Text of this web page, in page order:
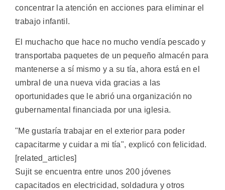
concentrar la atención en acciones para eliminar el
trabajo infantil.
El muchacho que hace no mucho vendía pescado y
transportaba paquetes de un pequeño almacén para
mantenerse a sí mismo y a su tía, ahora está en el
umbral de una nueva vida gracias a las
oportunidades que le abrió una organización no
gubernamental financiada por una iglesia.
"Me gustaría trabajar en el exterior para poder
capacitarme y cuidar a mi tía", explicó con felicidad.
[related_articles]
Sujit se encuentra entre unos 200 jóvenes
capacitados en electricidad, soldadura y otros